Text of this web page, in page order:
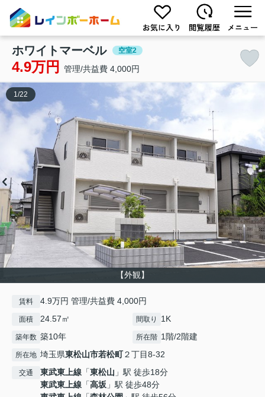
ホワイトマーベル 空室2
4.9万円 管理/共益費 4,000円
【外観】
1 /22
賃料 4.9万円 管理/共益費 4,000円
面積 24.57㎡ 間取り 1K
築年数 築10年 所在階 1階/2階建
所在地 埼玉県東松山市若松町２丁目8-32
交通 東武東上線 「東松山 」駅 徒歩18分
東武東上線 「高坂 」駅 徒歩48分